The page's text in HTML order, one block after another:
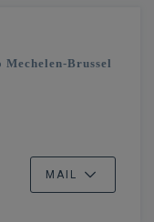
Brussel
MAIL